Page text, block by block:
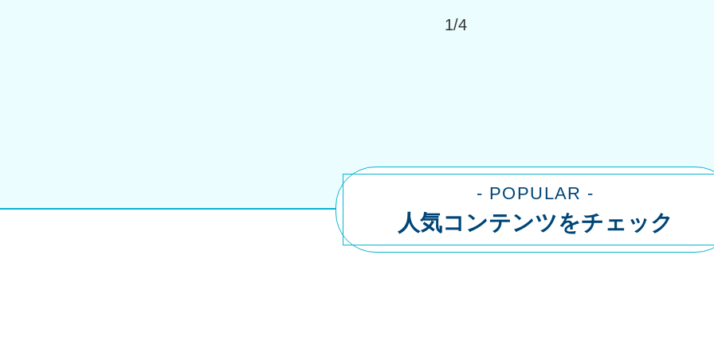
1/4
- POPULAR -
人気コンテンツをチェック